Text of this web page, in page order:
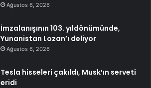
Ağustos 6, 2026
İmzalanışının 103. yıldönümünde,
Yunanistan Lozan’ı deliyor
Ağustos 6, 2026
Tesla hisseleri çakıldı, Musk’ın serveti
eridi